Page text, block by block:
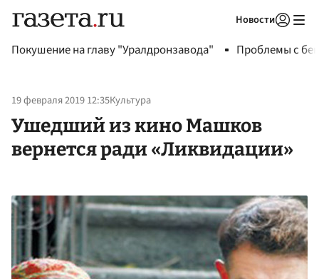
Новости
Покушение на главу "Уралдронзавода" Проблемы с
19 февраля 2019 12:35Культура
Ушедший из кино Машков
вернется ради «Ликвидации»